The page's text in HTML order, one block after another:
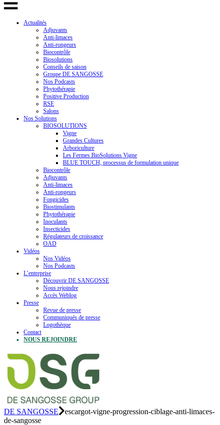
Actualités
Adjuvants
Anti-limaces
Anti-rongeurs
Biocontrôle
Biosolutions
Conseils de saison
Groupe DE SANGOSSE
Nos Podcasts
Phytothérapie
Positive Production
RSE
Salons
Nos Solutions
BIOSOLUTIONS
Vigne
Grandes Cultures
Arboriculture
Les Fermes BioSolutions Vigne
BLUE TOUCH, processus de formulation unique
Biocontrôle
Adjuvants
Anti-limaces
Anti-rongeurs
Fongicides
Biostimulants
Phytothérapie
Inoculants
Insecticides
Régulateurs de croissance
OAD
Vidéos
Nos Vidéos
Nos Podcasts
L’entreprise
Découvrir DE SANGOSSE
Nous rejoindre
Accès Weblog
Presse
Revue de presse
Communiqués de presse
Logothèque
Contact
NOUS REJOINDRE
DE SANGOSSE
escargot-vigne-progression-ciblage-anti-limaces-
de-sangosse